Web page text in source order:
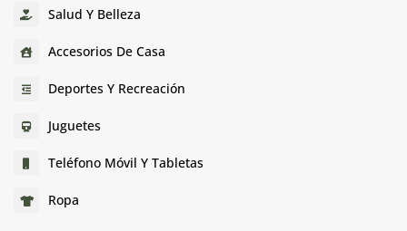
Salud Y Belleza
Accesorios De Casa
Deportes Y Recreación
Juguetes
Teléfono Móvil Y Tabletas
Ropa